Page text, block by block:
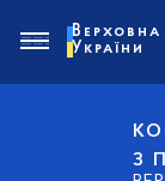
З
України